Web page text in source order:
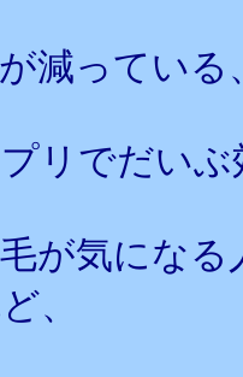
減っている
リでだい
が気にな
、